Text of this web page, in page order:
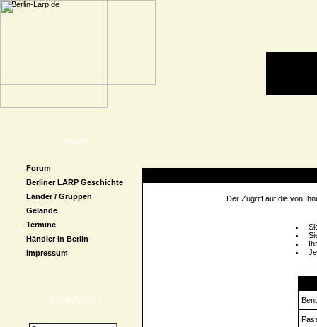
HOME
Forum
Berliner LARP Geschichte
Länder / Gruppen
Gelände
Termine
Händler in Berlin
Impressum
COMMUNITY
Der Zugriff auf die von